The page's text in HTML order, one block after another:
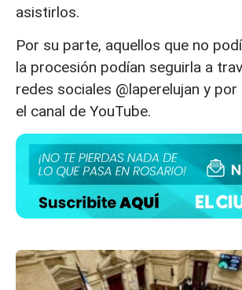
asistirlos.
Por su parte, aquellos que no
la procesión podían seguirla a
redes sociales @laperelujan y
el canal de YouTube.